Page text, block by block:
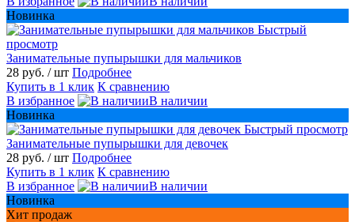
Новинка
Быстрый
просмотр
Занимательные пупырышки для мальчиков
28 руб. / шт Подробнее
Купить в 1 клик К сравнению
В избранное
В наличии
Новинка
Быстрый просмотр
Занимательные пупырышки для девочек
28 руб. / шт Подробнее
Купить в 1 клик К сравнению
В избранное
В наличии
Новинка
Хит продаж